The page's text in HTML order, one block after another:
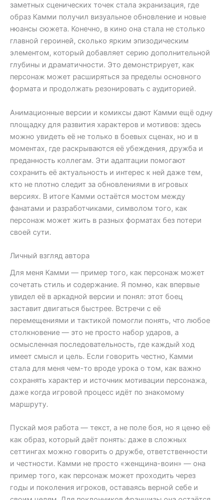
заметных сценических точек стала экранизация, где
образ Камми получил визуальное обновление и новые
нюансы сюжета. Конечно, в кино она стала не столько
главной героиней, сколько ярким эпизодическим
элементом, который добавляет серию дополнительной
глубины и драматичности. Это демонстрирует, как
персонаж может расширяться за пределы основного
формата и продолжать резонировать с аудиторией.
Анимационные версии и комиксы дают Камми ещё одну
площадку для развития характеров и мотивов: здесь
можно увидеть её не только в боевых сценах, но и в
моментах, где раскрываются её убеждения, дружба и
преданность коллегам. Эти адаптации помогают
сохранить её актуальность и интерес к ней даже тем,
кто не плотно следит за обновлениями в игровых
версиях. В итоге Камми остаётся мостом между
фанатами и разработчиками, символом того, как
персонаж может жить в разных форматах без потери
своей сути.
Личный взгляд автора
Для меня Камми — пример того, как персонаж может
сочетать стиль и содержание. Я помню, как впервые
увидел её в аркадной версии и понял: этот боец
заставит двигаться быстрее. Встречи с её
перемещениями и тактикой помогли понять, что любое
столкновение — это не просто набор ударов, а
осмысленная последовательность, где каждый ход
имеет смысл и цель. Если говорить честно, Камми
стала для меня чем-то вроде урока о том, как важно
сохранять характер и источник мотивации персонажа,
даже когда игровой процесс идёт по знакомому
маршруту.
Пускай моя работа — текст, а не поле боя, но я ценю её
как образ, который даёт понять: даже в сложных
сеттингах можно говорить о дружбе, ответственности
и честности. Камми не просто «женщина-воин» — она
пример того, как персонаж может проходить через
годы и поколения игроков, оставаясь верной себе и